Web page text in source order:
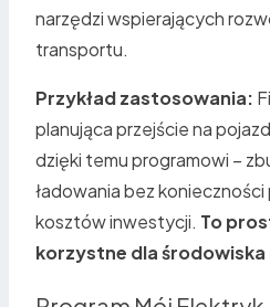
narzędzi wspierających
transportu.
Przykład zastosowania:
planująca przejście na
dzięki temu programowi –
ładowania bez
kosztów inwestycji. To
korzystne dla środowiska